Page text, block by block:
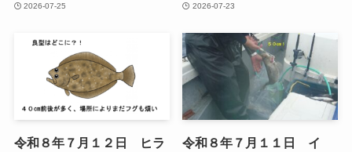
2026-07-25 2026-07-23
令和８年７月１２日 ヒラ
令和８年７月１１日 イ